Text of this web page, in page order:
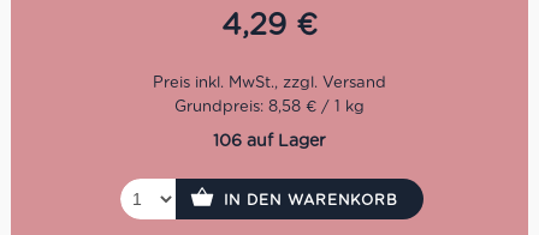
ihrem Ruf mit IGP-Appellation voraus.
Cirillo Methode
Bronze gepresst
4,29 €
Grundpreis: 8,58 € / 1 kg
106 auf Lager
IN DEN WARENKORB